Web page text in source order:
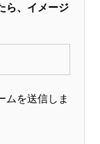
ら、イメージ
ムを送信しま